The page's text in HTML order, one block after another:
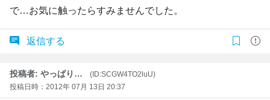
で…お気に触ったらすみませんでした。
返信する
投稿者: やっぱり…
(ID:SCGW4TO2luU)
投稿日時：2012年 07月 13日 20:37